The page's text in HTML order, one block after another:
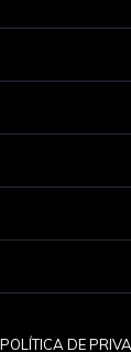
POLÍTICA DE